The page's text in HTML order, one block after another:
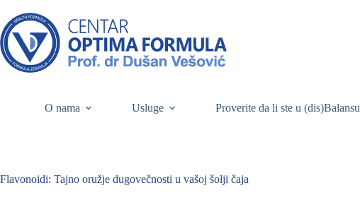
O nama Usluge Proverite da li ste u (dis)Balansu
Flavonoidi: Tajno oružje dugovečnosti u vašoj šolji čaja